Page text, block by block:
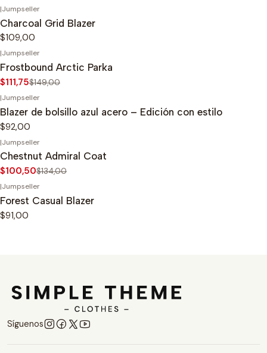
|Jumpseller
Charcoal Grid Blazer
$109,00
-25% OFF
|Jumpseller
Frostbound Arctic Parka
$111,75$149,00
|Jumpseller
Blazer de bolsillo azul acero – Edición con estilo
$92,00
-25%OFF
|Jumpseller
Chestnut Admiral Coat
$100,50$134,00
|Jumpseller
Forest Casual Blazer
$91,00
Síguenos